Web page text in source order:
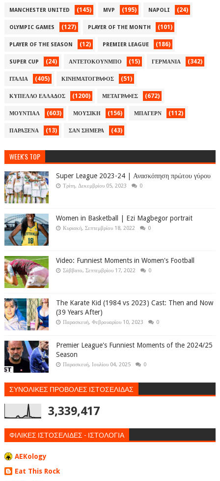
MANCHESTER UNITED (145) MVP (195) NAPOLI (24)
OLYMPIC GAMES (127) PLAYER OF THE MONTH (101)
PLAYER OF THE SEASON (12) PREMIER LEAGUE (186)
SUPER CUP (24) ΑΝΤΕΤΟΚΟΥΝΜΠΟ (15) ΓΕΡΜΑΝΙΑ (342)
ΙΤΑΛΙΑ (405) ΚΙΝΗΜΑΤΟΓΡΑΦΟΣ (51)
ΚΥΠΕΛΛΟ ΕΛΛΑΔΟΣ (1200) ΜΕΤΑΓΡΑΦΕΣ (672)
ΜΟΥΝΤΙΑΛ (603) ΜΟΥΣΙΚΗ (156) ΜΠΑΓΕΡΝ (112)
ΠΑΡΑΞΕΝΑ (13) ΣΑΝ ΣΗΜΕΡΑ (43)
WEEK'S TOP
Super League 2023-24 | Ανασκόπηση πρώτου γύρου
Τρίτη, Δεκεμβρίου 05, 2023 0
Women in Basketball | Ezi Magbegor portrait
Κυριακή, Σεπτεμβρίου 18, 2022 0
Video: Funniest Moments in Women's Football
Σάββατο, Σεπτεμβρίου 17, 2022 0
The Karate Kid (1984 vs 2023) Cast: Then and Now
(39 Years After)
Παρασκευή, Φεβρουαρίου 10, 2023 0
Premier League's Funniest Moments of the 2024/25
Season
Παρασκευή, Ιουλίου 04, 2025 0
ΣΥΝΟΛΙΚΕΣ ΠΡΟΒΟΛΕΣ ΙΣΤΟΣΕΛΙΔΑΣ
3,339,417
ΦΙΛΙΚΕΣ ΙΣΤΟΣΕΛΙΔΕΣ - ΙΣΤΟΛΟΓΙΑ
AEKology
Eat This Rock